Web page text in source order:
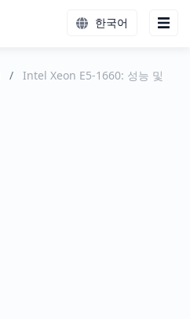
한국어
/
Intel Xeon E5-1660: 성능 및